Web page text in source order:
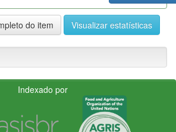
do item Visualizar estatísticas
Indexado por